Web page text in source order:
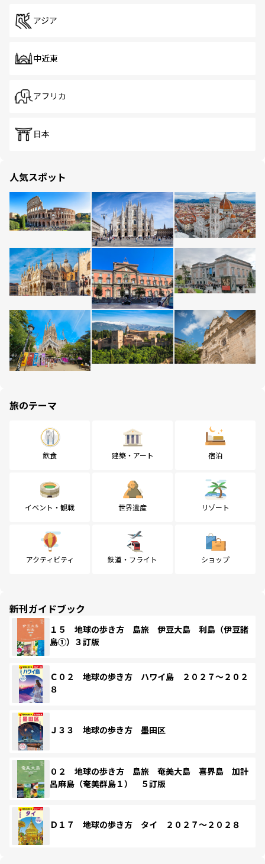
アジア
中近東
アフリカ
日本
人気スポット
旅のテーマ
飲食 建築・アート 宿泊
イベント・観戦 世界遺産 リゾート
アクティビティ 鉄道・フライト ショップ
新刊ガイドブック
１５ 地球の歩き方 島旅 伊豆大島 利島（伊豆諸
島①）３訂版
Ｃ０２ 地球の歩き方 ハワイ島 ２０２７～２０２
８
Ｊ３３ 地球の歩き方 墨田区
０２ 地球の歩き方 島旅 奄美大島 喜界島 加計
呂麻島（奄美群島１） ５訂版
Ｄ１７ 地球の歩き方 タイ ２０２７～２０２８